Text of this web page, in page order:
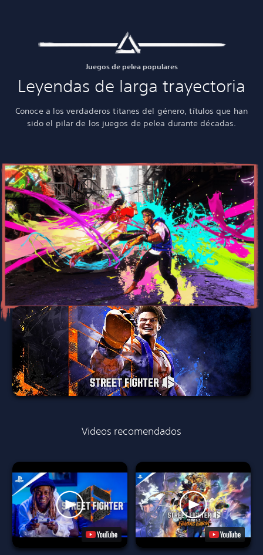
Juegos de pelea populares
Leyendas de larga trayectoria
Conoce a los verdaderos titanes del género, títulos que han
sido el pilar de los juegos de pelea durante décadas.
Videos recomendados